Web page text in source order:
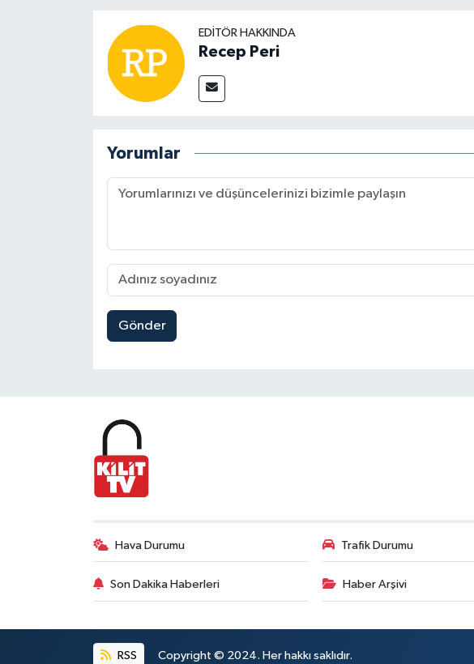
EDITÖR HAKKINDA
Recep Peri
Yorumlar
Gönder
Hava Durumu Trafik Durumu
Son Dakika Haberleri Haber Arşivi
RSS Copyright © 2024. Her hakkı saklıdır.